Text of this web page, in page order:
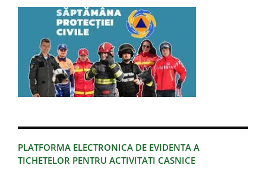
PLATFORMA ELECTRONICA DE EVIDENTA A
TICHETELOR PENTRU ACTIVITATI CASNICE